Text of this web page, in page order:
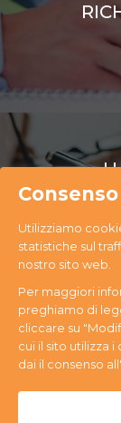
PR
Utilizziamo
statistiche sul
nostro sito web.
Per maggiori
preghiamo di
cliccare su
cui il sito utilizza
dai il consenso